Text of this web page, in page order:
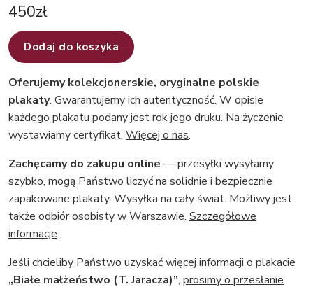
450zł
Dodaj do koszyka
Oferujemy kolekcjonerskie, oryginalne polskie
plakaty. Gwarantujemy ich autentyczność. W opisie
każdego plakatu podany jest rok jego druku. Na życzenie
wystawiamy certyfikat. Więcej o nas.
Zachęcamy do zakupu online — przesyłki wysyłamy
szybko, mogą Państwo liczyć na solidnie i bezpiecznie
zapakowane plakaty. Wysyłka na cały świat. Możliwy jest
także odbiór osobisty w Warszawie. Szczegółowe
informacje.
Jeśli chcieliby Państwo uzyskać więcej informacji o plakacie
„Białe małżeństwo (T. Jaracza)”, prosimy o przesłanie